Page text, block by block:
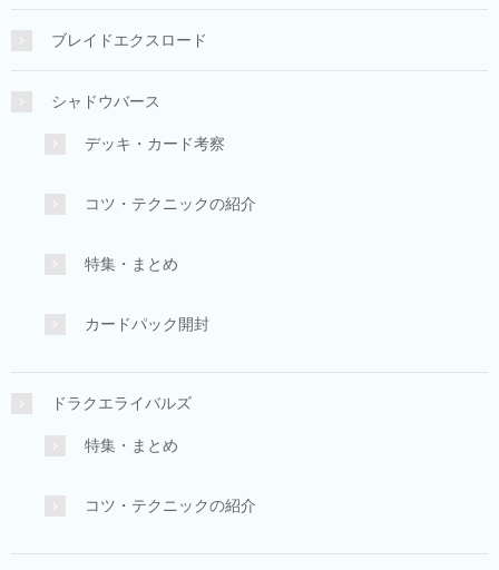
ブレイドエクスロード
シャドウバース
デッキ・カード考察
コツ・テクニックの紹介
特集・まとめ
カードパック開封
ドラクエライバルズ
特集・まとめ
コツ・テクニックの紹介